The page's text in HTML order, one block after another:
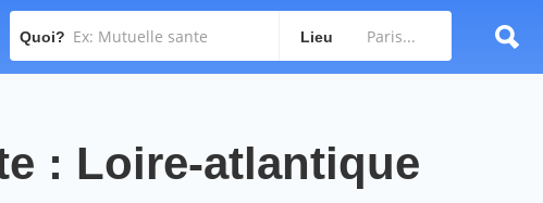
Quoi? Lieu
: Loire-atlantique